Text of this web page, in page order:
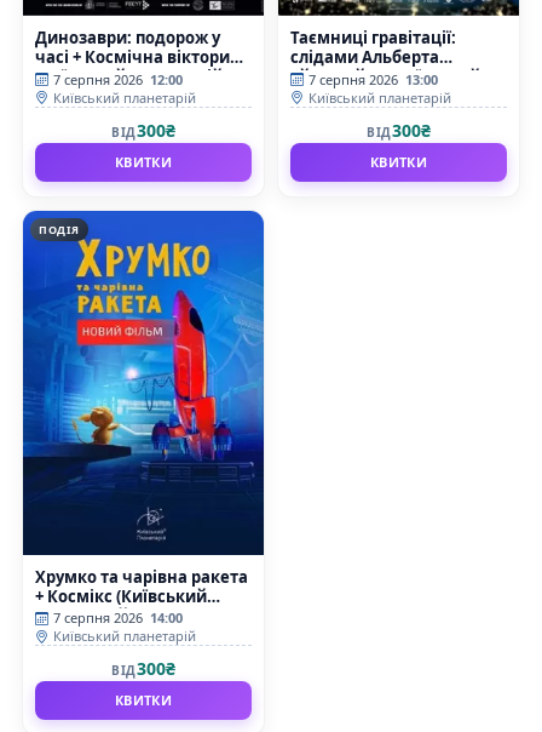
Динозаври: подорож у
часі + Космічна вікторина
(Київський планетарій)
7 серпня 2026 12:00
Київський планетарій
ВІД300₴
КВИТКИ
Таємниці гравітації:
слідами Альберта
Ейнштейна (Київський
планетарій)
7 серпня 2026 13:00
Київський планетарій
ВІД300₴
КВИТКИ
ПОДІЯ
Хрумко та чарівна ракета
+ Космікс (Київський
планетарій)
7 серпня 2026 14:00
Київський планетарій
ВІД300₴
КВИТКИ